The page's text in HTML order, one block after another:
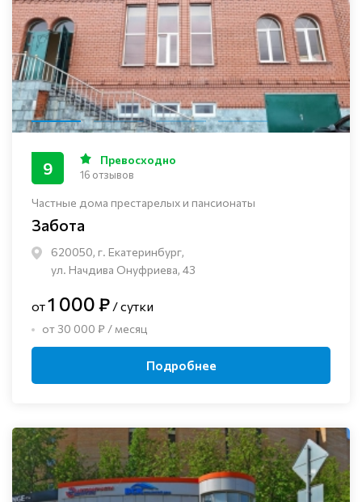
Частные дома престарелых и пансионаты
Забота
620050, г. Екатеринбург,
ул. Начдива Онуфриева, 43
9 Превосходно
16 отзывов
от1 000 ₽ / сутки
от 30 000 ₽ / месяц
Подробнее